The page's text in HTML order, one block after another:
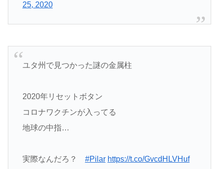
25, 2020
ユタ州で見つかった謎の金属柱
2020年リセットボタン
コロナワクチンが入ってる
地球の中指…
実際なんだろ？ #Pilar https://t.co/GvcdHLVHuf